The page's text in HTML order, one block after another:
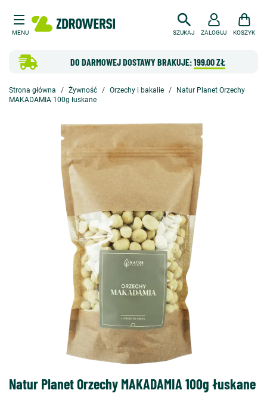
MENU SZUKAJ
DO DARMOWEJ DOSTAWY BRAKUJE:199,00 ZŁ
ZALOGUJ KOSZYK
Strona główna Żywność Orzechy i bakalie
Natur Planet Orzechy
MAKADAMIA 100g łuskane
Natur Planet Orzechy MAKADAMIA 100g łuskane